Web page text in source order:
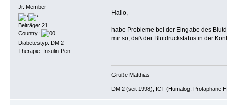
Jr. Member
Beiträge: 21
Country:
Diabetestyp: DM 2
Therapie: Insulin-Pen
Hallo,
habe Probleme bei der Eingabe des
mir so, daß der Blutdruckstatus in der
Grüße Matthias
DM 2 (seit 1998), ICT (Humalog, Protaphane